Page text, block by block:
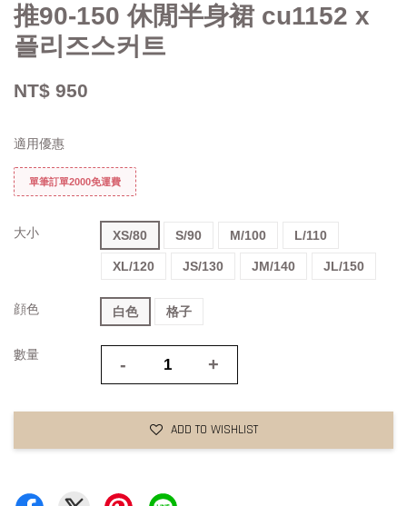
推90-150 休閒半身裙 cu1152 x
플리즈스커트
NT$ 950
適用優惠
單筆訂單2000免運費
大小 XS/80 S/90 M/100 L/110
XL/120 JS/130 JM/140 JL/150
顔色 白色 格子
數量 - +
ADD TO WISHLIST